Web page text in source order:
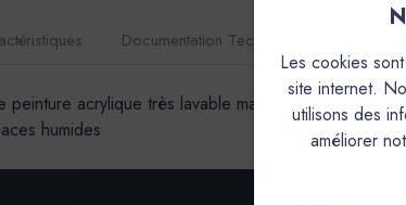
Documentation Technique
peinture acrylique très lavable mate en phase
humides
Les cookies
site internet.
utilisons des
améliorer